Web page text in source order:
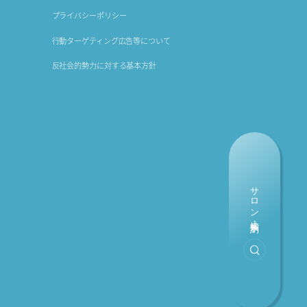
サロン検索・予約
プライバシーポリシー
行動ターゲティング広告等について
反社会的勢力に対する基本方針